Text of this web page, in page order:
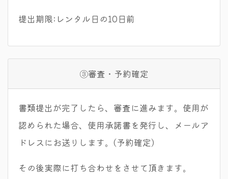
提出期限:レンタル日の10日前
③審査・予約確定
書類提出が完了したら、審査に進みます。使用が
認められた場合、使用承諾書を発行し、メールア
ドレスにお送りします。(予約確定)
その後実際に打ち合わせをさせて頂きます。